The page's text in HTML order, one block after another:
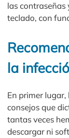
las contraseñas
teclado, con
la
En primer
consejos que
tantas veces
descargar ni